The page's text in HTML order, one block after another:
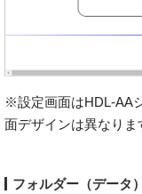
※設定画面はHDL-AA
面デザインは異なりま
フォルダー（データ